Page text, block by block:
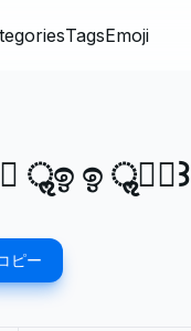
TagsEmoji
ॢඉ ඉ ॢᯫ᳐꒱
ピー